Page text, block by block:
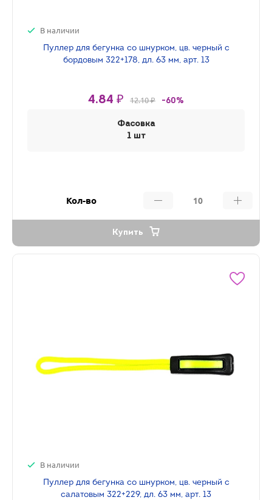
В наличии
Пуллер для бегунка со шнурком, цв. черный с
бордовым 322+178, дл. 63 мм, арт. 13
4.84 ₽ 12.10 ₽ -60%
Фасовка
1 шт
Кол-во
Купить
В наличии
Пуллер для бегунка со шнурком, цв. черный с
салатовым 322+229, дл. 63 мм, арт. 13